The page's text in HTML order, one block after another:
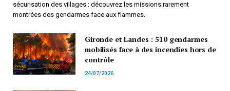
sécurisation des villages : découvrez les missions rarement
montrées des gendarmes face aux flammes.
Gironde et Landes : 510 gendarmes
mobilisés face à des incendies hors de
contrôle
24/07/2026